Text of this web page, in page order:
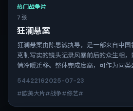
热门战争片
7 张
狂澜悬案
狂澜悬案由陈思诚执导，是一部来自中
克制写实的镜头记录风暴前后的众生相
情冷暖迁移。整体完成度高，可作为同类
54422162025-07-23
#欧美大片#战争#综艺#